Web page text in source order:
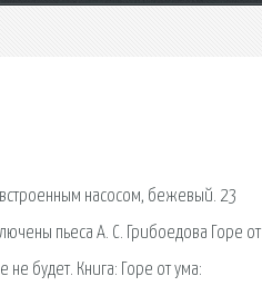
насосом, бежевый. 23
пьеса А. С. Грибоедова Горе от
будет. Книга: Горе от ума: